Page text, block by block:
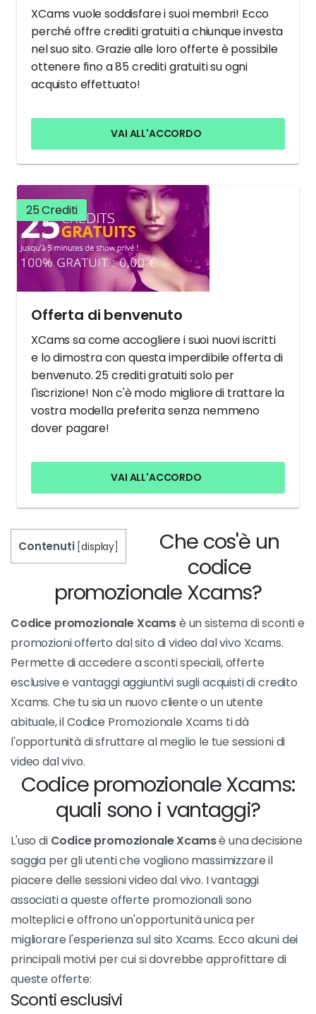
XCams vuole soddisfare i suoi membri! Ecco
perché offre crediti gratuiti a chiunque investa
nel suo sito. Grazie alle loro offerte è possibile
ottenere fino a 85 crediti gratuiti su ogni
acquisto effettuato!
VAI ALL'ACCORDO
25 Crediti
Offerta di benvenuto
XCams sa come accogliere i suoi nuovi iscritti
e lo dimostra con questa imperdibile offerta di
benvenuto. 25 crediti gratuiti solo per
l'iscrizione! Non c'è modo migliore di trattare la
vostra modella preferita senza nemmeno
dover pagare!
VAI ALL'ACCORDO
Contenuti [display
Che cos'è un
codice
promozionale Xcams?
Codice promozionale Xcamsè un sistema di sconti e
promozioni offerto dal sito di video dal vivo Xcams.
Permette di accedere a sconti speciali, offerte
esclusive e vantaggi aggiuntivi sugli acquisti di credito
Xcams. Che tu sia un nuovo cliente o un utente
abituale, il Codice Promozionale Xcams ti dà
l'opportunità di sfruttare al meglio le tue sessioni di
video dal vivo.
Codice promozionale Xcams:
quali sono i vantaggi?
L'uso di Codice promozionale Xcamsè una decisione
saggia per gli utenti che vogliono massimizzare il
piacere delle sessioni video dal vivo. I vantaggi
associati a queste offerte promozionali sono
molteplici e offrono un'opportunità unica per
migliorare l'esperienza sul sito Xcams. Ecco alcuni dei
principali motivi per cui si dovrebbe approfittare di
queste offerte:
Sconti esclusivi